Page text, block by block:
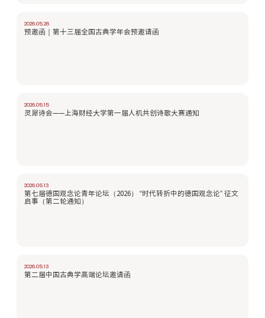
2026.05.26
预邀函｜第十三届全国古典学年会预邀请函
2026.05.15
灵犀诗会——上海财经大学第一届人机共创诗歌大赛通知
2026.05.13
第七届德国观念论青年论坛（2026） “时代转折中的德国观念论” 征文
启事（第二轮通知）
2026.05.13
第二届中国古典学高端论坛邀请函